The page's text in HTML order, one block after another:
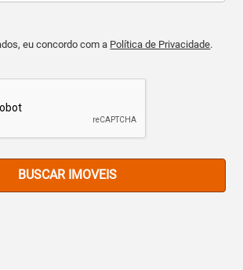
eu concordo com a Política de Privacidade.
BUSCAR IMOVEIS